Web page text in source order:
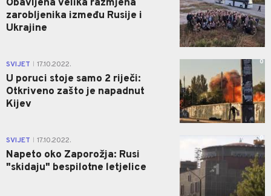
Obavljena velika razmjena
zarobljenika između Rusije i
Ukrajine
SVIJET 17.10.2022.
U poruci stoje samo 2 riječi:
Otkriveno zašto je napadnut
Kijev
0
SVIJET 17.10.2022.
Napeto oko Zaporožja: Rusi
"skidaju" bespilotne letjelice
0